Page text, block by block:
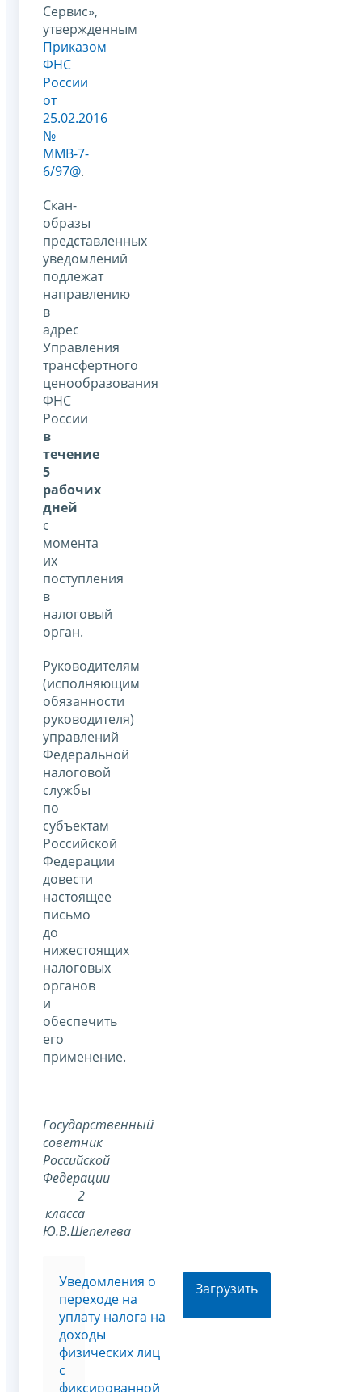
Сервис»,
утвержденным
Приказом
ФНС
России
от
25.02.2016
№
ММВ-7-
6/97@.
Скан-
образы
представленных
уведомлений
подлежат
направлению
в
адрес
Управления
трансфертного
ценообразования
ФНС
России
в
течение
5
рабочих
дней
с
момента
их
поступления
в
налоговый
орган.
Руководителям
(исполняющим
обязанности
руководителя)
управлений
Федеральной
налоговой
службы
по
субъектам
Российской
Федерации
довести
настоящее
письмо
до
нижестоящих
налоговых
органов
и
обеспечить
его
применение.
Государственный
советник
Российской
Федерации
2
класса
Ю.В.Шепелева
Уведомления о
переходе на
уплату налога на
доходы
физических лиц
с
фиксированной
Загрузить